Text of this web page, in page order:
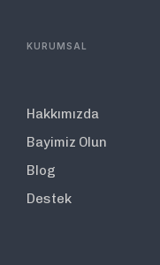
KURUMSAL
Hakkımızda
Bayimiz Olun
Blog
Destek